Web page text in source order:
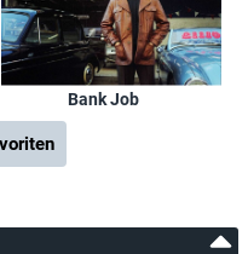
Bank Job